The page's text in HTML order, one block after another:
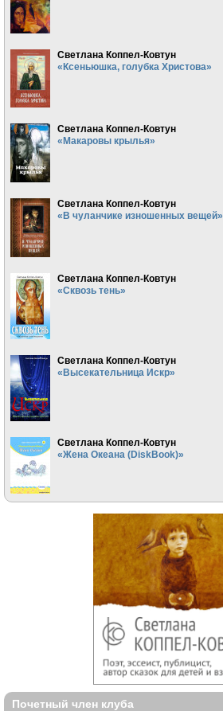
Светлана Коппел-Ковтун
«Ксеньюшка, голубка Христова»
Светлана Коппел-Ковтун
«Макаровы крылья»
Светлана Коппел-Ковтун
«В чуланчике изношенных вещей»
Светлана Коппел-Ковтун
«Сквозь тень»
Светлана Коппел-Ковтун
«Высекательница Искр»
Светлана Коппел-Ковтун
«Жена Океана (DiskBook)»
Почетный член клуба